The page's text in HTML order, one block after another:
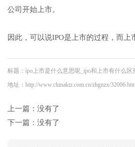
公司开始上市。
因此，可以说IPO是上市的过程，而上
标题：ipo上市是什么意思呢_ipo和上市有什么区
地址：http://www.chinaktz.com.cn/zhgnzx/
上一篇：没有了
下一篇：没有了